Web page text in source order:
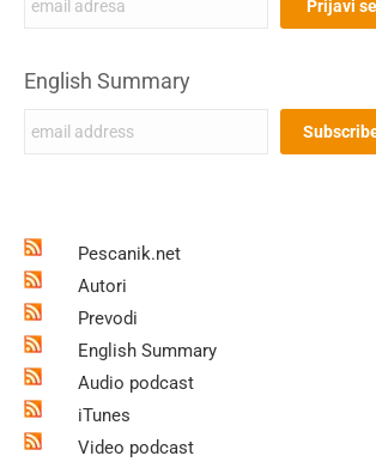
English Summary
Pescanik.net
Autori
Prevodi
English Summary
Audio podcast
iTunes
Video podcast